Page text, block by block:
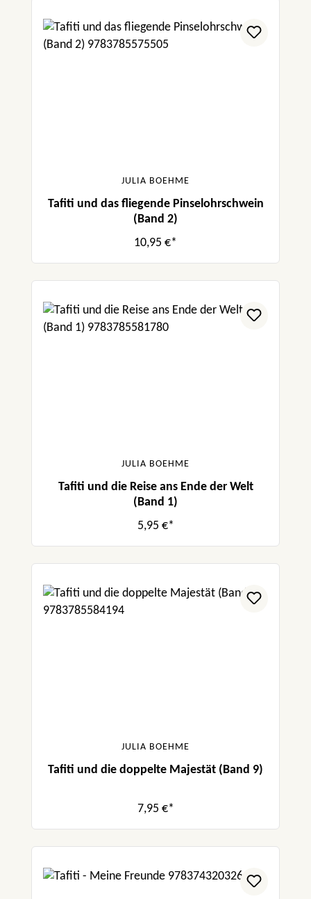
JULIA BOEHME
Tafiti und das fliegende Pinselohrschwein
(Band 2)
10,95 €*
JULIA BOEHME
Tafiti und die Reise ans Ende der Welt
(Band 1)
5,95 €*
JULIA BOEHME
Tafiti und die doppelte Majestät (Band 9)
7,95 €*